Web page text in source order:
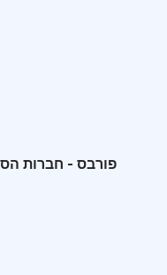
פורבס - חברות